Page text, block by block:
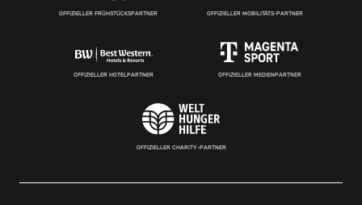
OFFIZIELLER FRÜHSTÜCKSPARTNER OFFIZIELLER MOBILITÄTS-PARTNER
OFFIZIELLER HOTELPARTNER OFFIZIELLER MEDIENPARTNER
OFFIZIELLER CHARITY-PARTNER